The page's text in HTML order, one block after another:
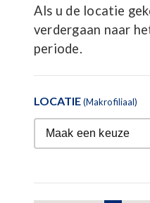
Als u de locatie
verdergaan naar
periode.
LOCATIE(Makro filiaal)
Maak een keuze